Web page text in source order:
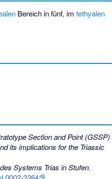
Bereich in fünf, imtethyalen
Section and Point (GSSP)
its implications for the Triassic
Systems Trias in Stufen.